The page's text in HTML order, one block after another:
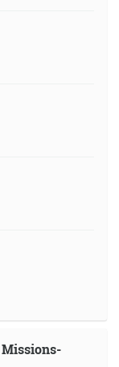
Missions-